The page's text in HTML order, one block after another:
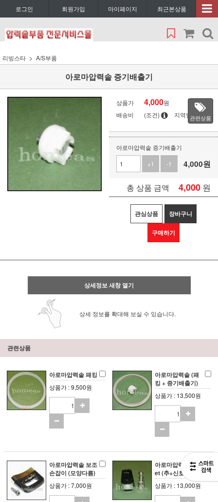
로그인 회원가입 마이페이지 최근본상품
리빙스타 A/S부품
아로마압력솥 증기배출기
상품가 4,000원
배송비
(조건) 지역별관련상품
아로마압력솥 증기배출기
+1
-1 4,000원
총 상품 금액 4,000 원
관심상품 장바구니
구매하기
상세정보 새창 열기
상세 정보를 확대해 보실 수 있습니다.
관련상품
아로마압력솥 패킹
상품가 : 9,500원
아로마압력솥 (패
킹 + 증기배출기)
상품가 : 13,500원
아로마압력솥 보조
손잡이 (모양다름)
상품가 : 7,000원
아로마압력솥 추s
et (추+신호대)
상품가 : 13,000원